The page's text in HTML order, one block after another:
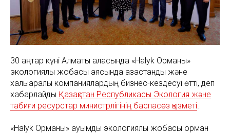
30 қаңтар күні Алматы қаласында «Halyk Орманы»
экологиялық жобасы аясында қазақстандық және
халықаралық компаниялардың бизнес-кездесуі өтті, деп
хабарлайды Қазақстан Республикасы Экология және
табиғи ресурстар министрлігінің баспасөз қызметі.
«Halyk Орманы» ауқымды экологиялық жобасы орман